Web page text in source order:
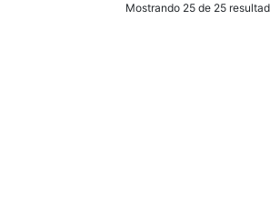
Mostrando 25 de 25